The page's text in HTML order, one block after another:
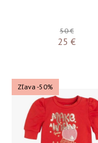
50 €
25 €
Zľava -50%